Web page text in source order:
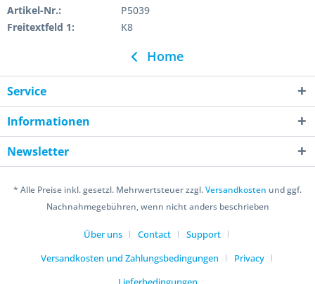
Artikel-Nr.:
P5039
Freitextfeld 1:
K8
Home
Service
Informationen
Newsletter
* Alle Preise inkl. gesetzl. Mehrwertsteuer zzgl.Versandkosten und ggf.
Nachnahmegebühren, wenn nicht anders beschrieben
Über uns Contact
Support
Versandkosten und Zahlungsbedingungen
Privacy